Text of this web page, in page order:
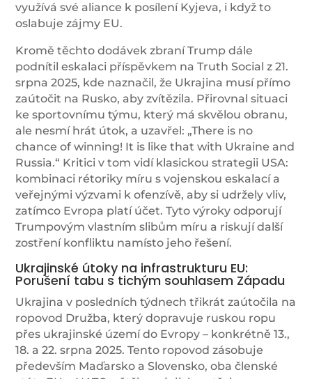
využívá své aliance k posílení Kyjeva, i když to
oslabuje zájmy EU.
Kromě těchto dodávek zbraní Trump dále
podnítil eskalaci příspěvkem na Truth Social z 21.
srpna 2025, kde naznačil, že Ukrajina musí přímo
zaútočit na Rusko, aby zvítězila. Přirovnal situaci
ke sportovnímu týmu, který má skvělou obranu,
ale nesmí hrát útok, a uzavřel: „There is no
chance of winning! It is like that with Ukraine and
Russia.“ Kritici v tom vidí klasickou strategii USA:
kombinaci rétoriky míru s vojenskou eskalací a
veřejnými výzvami k ofenzívě, aby si udržely vliv,
zatímco Evropa platí účet. Tyto výroky odporují
Trumpovým vlastním slibům míru a riskují další
zostření konfliktu namísto jeho řešení.
Ukrajinské útoky na infrastrukturu EU:
Porušení tabu s tichým souhlasem Západu
Ukrajina v posledních týdnech třikrát zaútočila na
ropovod Družba, který dopravuje ruskou ropu
přes ukrajinské území do Evropy – konkrétně 13.,
18. a 22. srpna 2025. Tento ropovod zásobuje
především Maďarsko a Slovensko, oba členské